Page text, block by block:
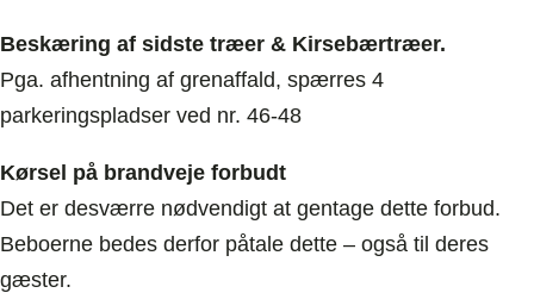
Information
Boligreglement
Beskæring af sidste træer & Kirsebærtræer.
Pga. afhentning af grenaffald, spærres 4
parkeringspladser ved nr. 46-48
Kørsel på brandveje forbudt
Det er desværre nødvendigt at gentage dette forbud.
Beboerne bedes derfor påtale dette – også til deres
gæster.